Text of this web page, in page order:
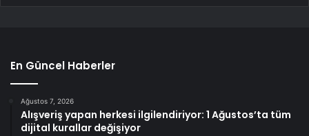
En Güncel Haberler
Ağustos 7, 2026
Alışveriş yapan herkesi ilgilendiriyor: 1 Ağustos’ta tüm
dijital kurallar değişiyor